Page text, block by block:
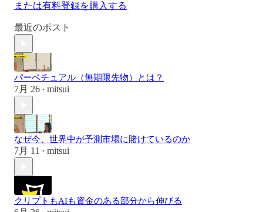
または有料登録を購入する
最近のポスト
パーペチュアル（無期限先物）とは？
7月 26 • mitsui
なぜ今、世界中が予測市場に賭けているのか
7月 11 • mitsui
クリプトもAIも資金のある部分から伸びる